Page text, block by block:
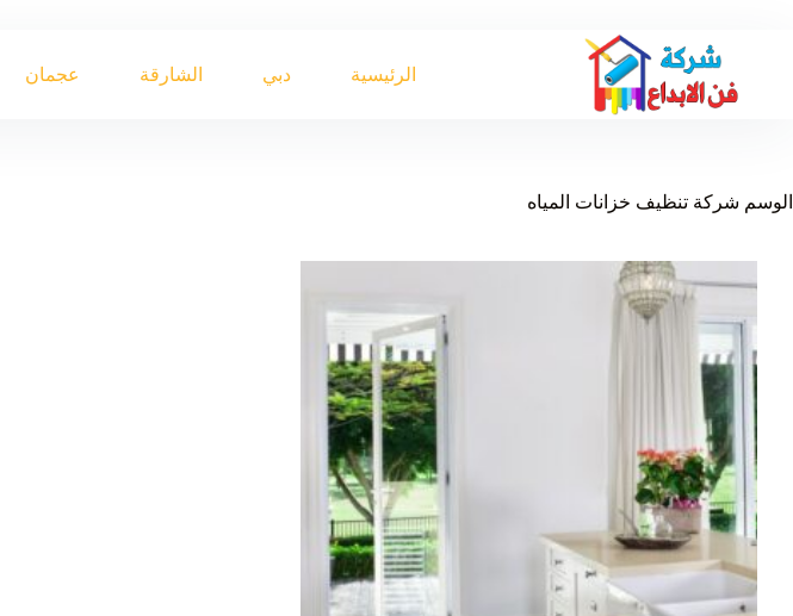
الرئيسية
دبي الشارقة عجمان
الوسم شركة تنظيف خزانات المياه